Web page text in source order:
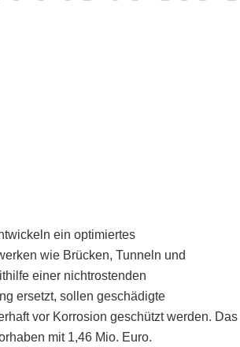
ein optimiertes
wie Brücken, Tunneln und
einer nichtrostenden
ersetzt, sollen geschädigte
vor Korrosion geschützt werden. Das
mit 1,46 Mio. Euro.